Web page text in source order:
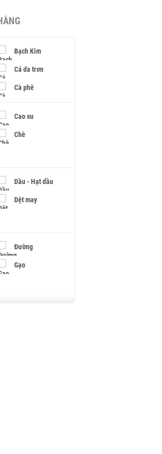
Bạch Kim
Cá da trơn
Cà phê
Cao su
Chè
Dầu - Hạt dầu
Dệt may
Đường
Gạo